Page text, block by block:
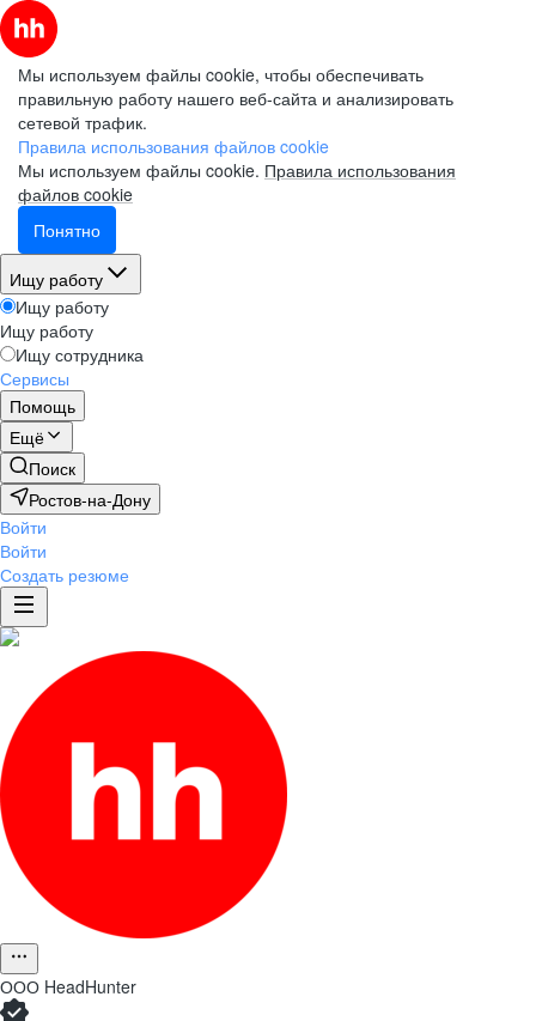
Мы используем файлы cookie, чтобы обеспечивать
правильную работу нашего веб-сайта и анализировать
сетевой трафик.
Правила использования файлов cookie
Мы используем файлы cookie. Правила использования
файлов cookie
Понятно
Ищу работу
Ищу работу
Ищу работу
Ищу сотрудника
Сервисы
Помощь
Ещё
Поиск
Ростов-на-Дону
Войти
Войти
Создать резюме
ООО HeadHunter